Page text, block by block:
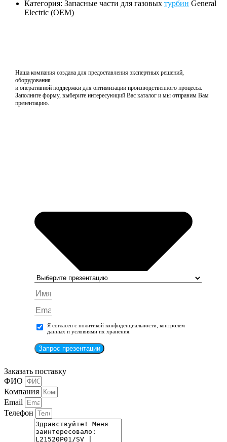
Категория: Запасные части для газовых турбин General
Electric (OEM)
Наша компания создана для предоставления экспертных решений,
оборудования
и оперативной поддержки для оптимизации производственного процесса.
Заполните форму, выберите интересующий Вас каталог и мы отправим Вам
презентацию.
Я согласен с политикой конфиденциальности, контролем
данных и условиями их хранения.
Запрос презентации
Заказать поставку
ФИО
Компания
Email
Телефон